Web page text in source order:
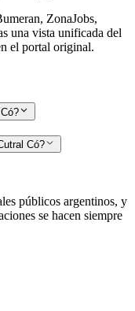
ZonaJobs,
una vista unificada del
el portal original.
Có?
públicos argentinos, y
se hacen siempre